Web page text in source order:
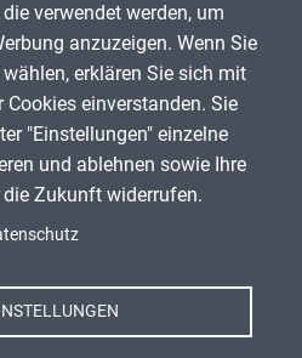
ANZEIGE
Spenden
verwendet werden, um
anzuzeigen. Wenn Sie
wählen, erklären Sie sich mit
Cookies einverstanden. Sie
"Einstellungen" einzelne
und ablehnen sowie Ihre
Zukunft widerrufen.